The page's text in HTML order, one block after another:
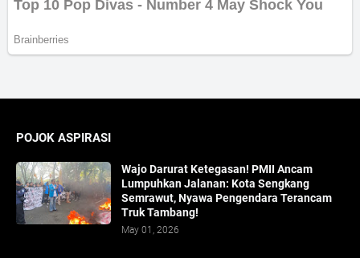
POJOK ASPIRASI
Wajo Darurat Ketegasan! PMII Ancam
Lumpuhkan Jalanan: Kota Sengkang
Semrawut, Nyawa Pengendara Terancam
Truk Tambang!
May 01, 2026